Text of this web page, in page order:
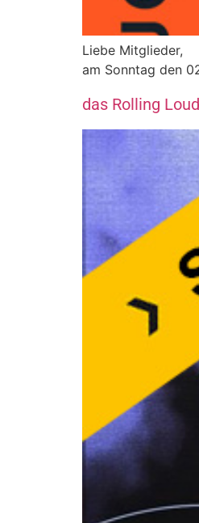
Liebe Mitglieder,
am Sonntag den
das Rolling